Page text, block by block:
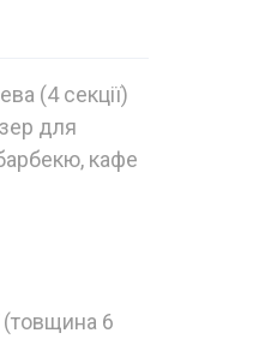
(4 секції)
для
кафе
(товщина 6